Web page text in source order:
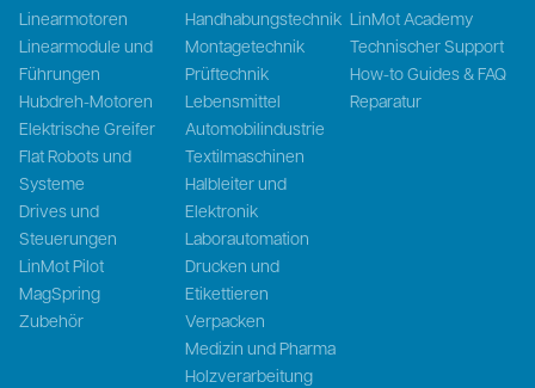
Linearmotoren
Linearmodule und
Führungen
Hubdreh-Motoren
Elektrische Greifer
Flat Robots und
Systeme
Drives und
Steuerungen
LinMot Pilot
MagSpring
Zubehör
Handhabungstechnik
Montagetechnik
Prüftechnik
Lebensmittel
Automobilindustrie
Textilmaschinen
Halbleiter und
Elektronik
Laborautomation
Drucken und
Etikettieren
Verpacken
Medizin und Pharma
Holzverarbeitung
LinMot Academy
Technischer Support
How-to Guides & FAQ
Reparatur